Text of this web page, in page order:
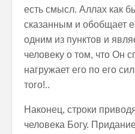
есть смысл. Аллах как
сказанным и обобщает
одним из пунктов и
человеку о том, что Он
нагружает его по его
того!..
Наконец, строки
человека Богу.